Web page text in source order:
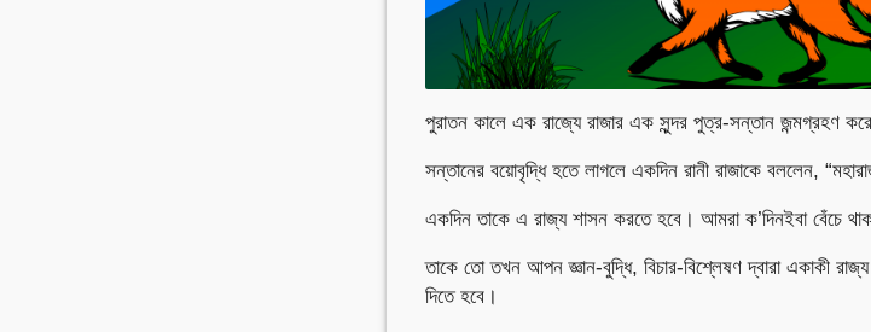
পুরাতন কালে এক রাজ্যে রাজার এক সুন্দর পুত্র-সন্তান জন্মগ্রহণ
সন্তানের বয়োবৃদ্ধি হতে লাগলে একদিন রানী রাজাকে বললেন,
একদিন তাকে এ রাজ্য শাসন করতে হবে। আমরা ক’দিনইবা বেঁচে
তাকে তো তখন আপন জ্ঞান-বুদ্ধি, বিচার-বিশ্লেষণ দ্বারা একাকী
দিতে হবে।